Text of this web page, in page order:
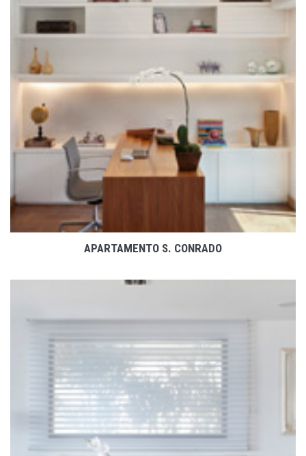
VER PROJETO
APARTAMENTO S. CONRADO
VER PROJETO